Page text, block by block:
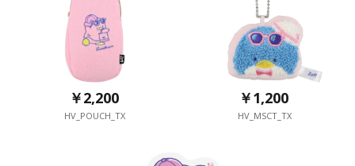
￥2,200
HV_POUCH_TX
￥1,200
HV_MSCT_TX